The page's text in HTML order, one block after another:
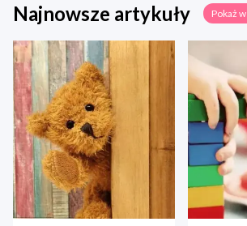
Najnowsze artykuły Pokaż